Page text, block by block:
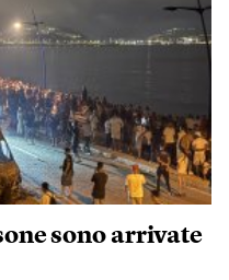
sono arrivate